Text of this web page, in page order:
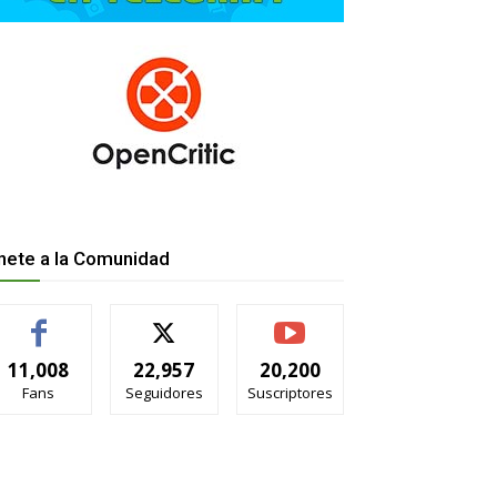
a la Comunidad
11,008
Fans
22,957
Seguidores
20,200
Suscriptores